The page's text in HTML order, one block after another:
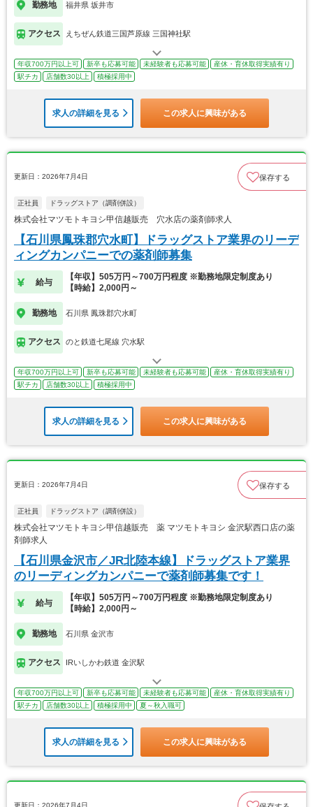
勤務地 福井県 坂井市
アクセス えちぜん鉄道三国芦原線 三国神社駅
年収700万円以上可 新卒も応募可能 未経験者も応募可能
産休・育休取得実績有り
駅チカ
店舗数30以上 積極採用中
求人の詳細を見る この求人に興味がある
更新日：2026年7月4日 保存する
正社員 ドラッグストア（調剤併設）
株式会社マツモトキヨシ甲信越販売 穴水店の薬剤師求人
【石川県鳳珠郡穴水町】ドラッグストア業界のリーデ
ィングカンパニーでの薬剤師募集
給与
【年収】505万円～700万円程度 ※勤務地限定制度あり
【時給】2,000円～
勤務地 石川県 鳳珠郡穴水町
アクセス のと鉄道七尾線 穴水駅
年収700万円以上可 新卒も応募可能 未経験者も応募可能
産休・育休取得実績有り
駅チカ
店舗数30以上 積極採用中
求人の詳細を見る この求人に興味がある
更新日：2026年7月4日 保存する
正社員 ドラッグストア（調剤併設）
株式会社マツモトキヨシ甲信越販売 薬 マツモトキヨシ 金沢駅西口店の薬
剤師求人
【石川県金沢市／JR北陸本線】ドラッグストア業界
のリーディングカンパニーで薬剤師募集です！
給与
【年収】505万円～700万円程度 ※勤務地限定制度あり
【時給】2,000円～
勤務地 石川県 金沢市
アクセス IRいしかわ鉄道 金沢駅
年収700万円以上可 新卒も応募可能 未経験者も応募可能
産休・育休取得実績有り
駅チカ
店舗数30以上 積極採用中 夏～秋入職可
求人の詳細を見る この求人に興味がある
更新日：2026年7月4日